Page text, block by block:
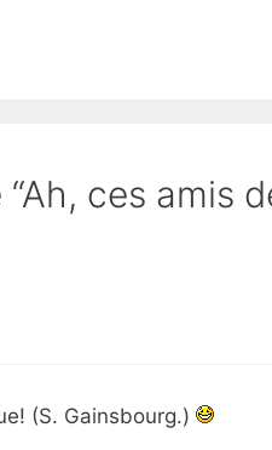
ces amis
(S. Gainsbourg.)